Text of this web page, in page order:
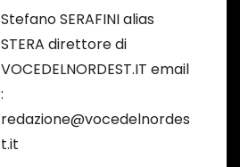
Stefano SERAFINI alias
STERA direttore di
VOCEDELNORDEST.IT email
:
redazione@vocedelnordes
t.it